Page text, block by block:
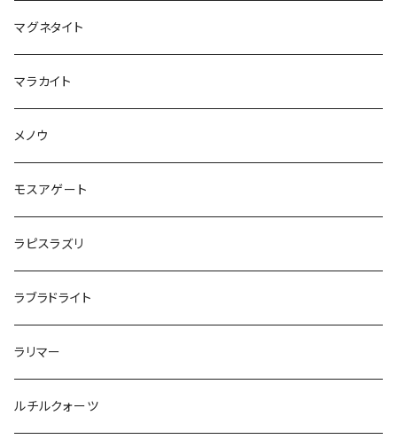
マグネタイト
マラカイト
メノウ
モスアゲート
ラピスラズリ
ラブラドライト
ラリマー
ルチルクォーツ